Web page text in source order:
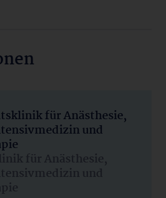
für Anästhesie,
und
für Anästhesie,
und